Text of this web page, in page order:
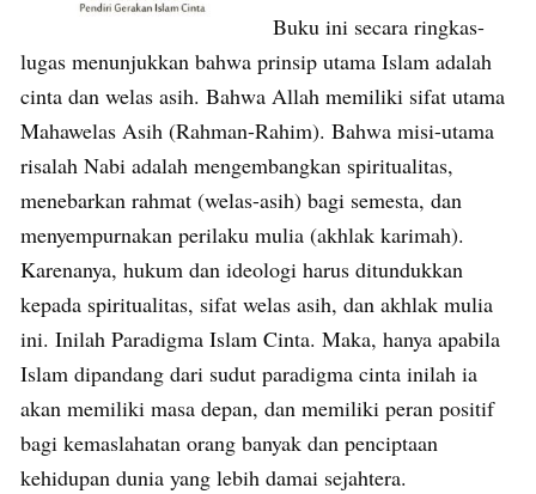
Buku ini secara ringkas-
lugas menunjukkan bahwa prinsip utama Islam adalah
cinta dan welas asih. Bahwa Allah memiliki sifat utama
Mahawelas Asih (Rahman-Rahim). Bahwa misi-utama
risalah Nabi adalah mengembangkan spiritualitas,
menebarkan rahmat (welas-asih) bagi semesta, dan
menyempurnakan perilaku mulia (akhlak karimah).
Karenanya, hukum dan ideologi harus ditundukkan
kepada spiritualitas, sifat welas asih, dan akhlak mulia
ini. Inilah Paradigma Islam Cinta. Maka, hanya apabila
Islam dipandang dari sudut paradigma cinta inilah ia
akan memiliki masa depan, dan memiliki peran positif
bagi kemaslahatan orang banyak dan penciptaan
kehidupan dunia yang lebih damai sejahtera.